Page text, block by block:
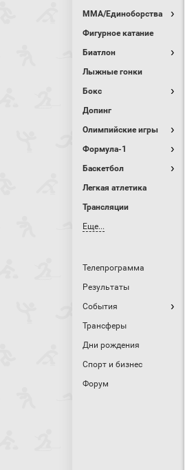
MMA/Единоборства
Фигурное катание
Биатлон
Лыжные гонки
Бокс
Допинг
Олимпийские игры
Формула-1
Баскетбол
Легкая атлетика
Трансляции
Еще...
Телепрограмма
Результаты
События
Трансферы
Дни рождения
Спорт и бизнес
Форум